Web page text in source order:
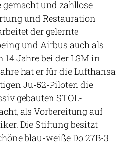
und zahllose
und Restauration
der gelernte
und Airbus auch als
14 Jahre bei der LGM in
hat er für die Lufthansa
Ju-52-Piloten die
gebauten STOL-
als Vorbereitung auf
Die Stiftung besitzt
blau-weiße Do 27B-3